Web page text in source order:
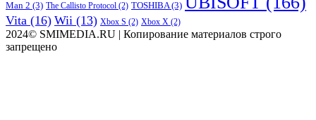
Man 2 (3) The Callisto Protocol (2) TOSHIBA (3)
Vita (16) Wii (13) Xbox S (2) Xbox X (2)
2024© SMIMEDIA.RU | Копирование материалов строго
запрещено